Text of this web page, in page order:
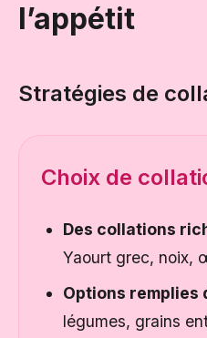
l’appétit
Stratégies de
Choix de
Des collations
Yaourt grec, noix,
Options remplies
légumes, grains